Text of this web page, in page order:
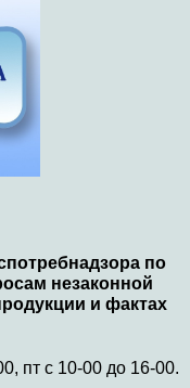
по
незаконной
и фактах
пт с 10-00 до 16-00.